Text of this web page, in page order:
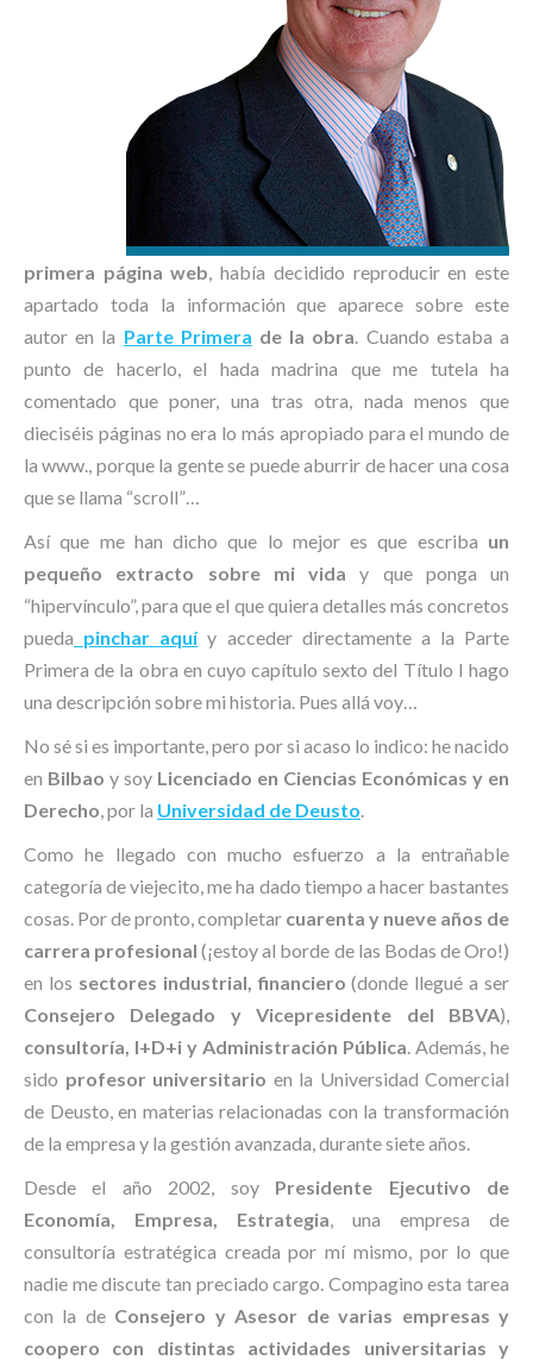
primera página web, había decidido reproducir en este
apartado toda la información que aparece sobre este
autor en la Parte Primera de la obra. Cuando estaba a
punto de hacerlo, el hada madrina que me tutela ha
comentado que poner, una tras otra, nada menos que
dieciséis páginas no era lo más apropiado para el mundo de
la www., porque la gente se puede aburrir de hacer una cosa
que se llama “scroll”…
Así que me han dicho que lo mejor es que escriba un
pequeño extracto sobre mi vida y que ponga un
“hipervínculo”, para que el que quiera detalles más concretos
pueda pinchar aquíy acceder directamente a la Parte
Primera de la obra en cuyo capítulo sexto del Título I hago
una descripción sobre mi historia. Pues allá voy…
No sé si es importante, pero por si acaso lo indico: he nacido
en Bilbao y soy Licenciado en Ciencias Económicas y en
Derecho, por la Universidad de Deusto.
Como he llegado con mucho esfuerzo a la entrañable
categoría de viejecito, me ha dado tiempo a hacer bastantes
cosas. Por de pronto, completar cuarenta y nueve años de
carrera profesional (¡estoy al borde de las Bodas de Oro!)
en los sectores industrial, financiero (donde llegué a ser
Consejero Delegado y Vicepresidente del BBVA),
consultoría, I+D+i y Administración Pública. Además, he
sido profesor universitario en la Universidad Comercial
de Deusto, en materias relacionadas con la transformación
de la empresa y la gestión avanzada, durante siete años.
Desde el año 2002, soyPresidente Ejecutivo de
Economía, Empresa, Estrategia, una empresa de
consultoría estratégica creada por mí mismo, por lo que
nadie me discute tan preciado cargo. Compagino esta tarea
con la de Consejero y Asesor de varias empresas y
coopero con distintas actividades universitarias y